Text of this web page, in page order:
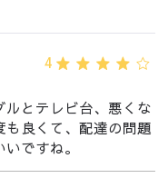
4
とテレビ台、悪くな
良くて、配達の問題
ですね。